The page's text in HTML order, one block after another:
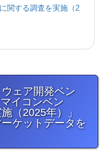
関する調査を実施（2
ウェア開発ベン
イコンベン
（2025年）」
ケットデータを